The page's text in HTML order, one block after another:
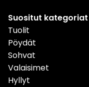
Suositut kategoriat
Tuolit
Pöydät
Sohvat
Valaisimet
Hyllyt